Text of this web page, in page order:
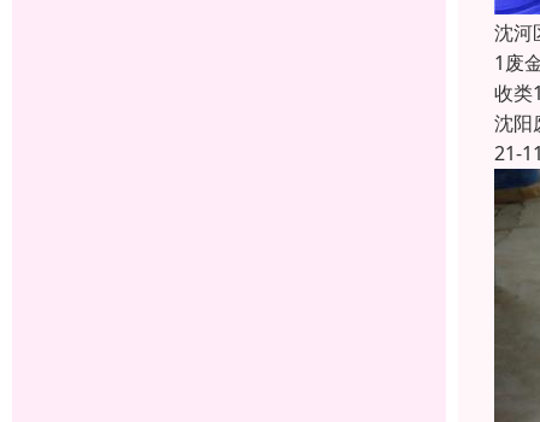
沈河
1废
收类
沈阳
21-